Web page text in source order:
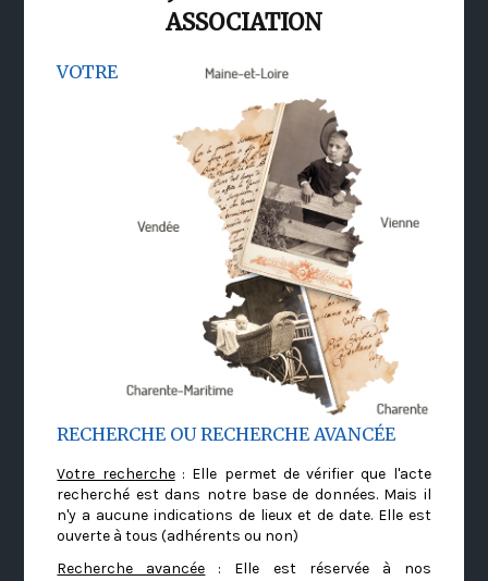
ASSOCIATION
VOTRE
RECHERCHE OU RECHERCHE AVANCÉE
Votre recherche: Elle permet de vérifier que l'acte
recherché est dans notre base de données. Mais il
n'y a aucune indications de lieux et de date. Elle est
ouverte à tous (adhérents ou non)
Recherche avancée : Elle est réservée à nos